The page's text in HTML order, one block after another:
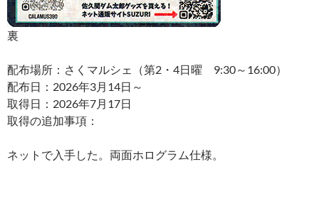
裏
配布場所：さくマルシェ（第2・4日曜 9:30～16:00）
配布日：2026年3月14日～
取得日：2026年7月17日
取得の追加事項：
ネットで入手した。両面ホログラム仕様。